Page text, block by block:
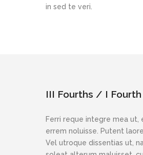
in sed te veri.
III Fourths / I Fourth
Ferri reque integre mea ut,
errem noluisse. Putent
Vel utroque dissentias ut,